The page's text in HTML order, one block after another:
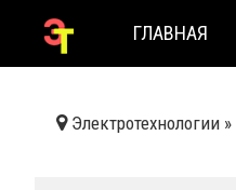
ГЛАВНАЯ
Электротехнологии »